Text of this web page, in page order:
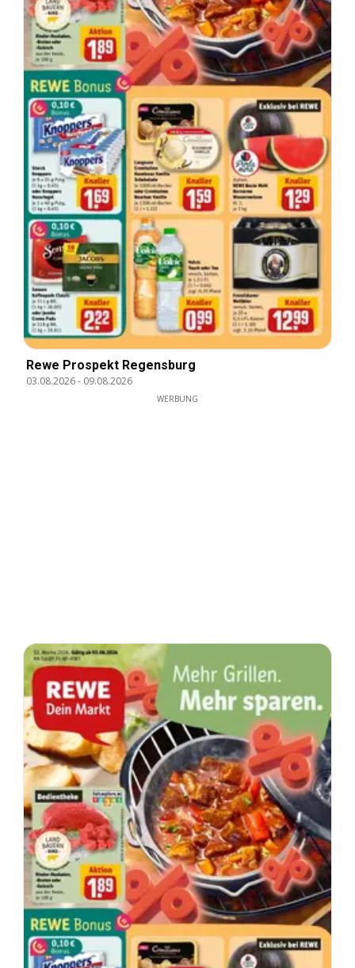
Rewe Prospekt Regensburg
03.08.2026- 09.08.2026
WERBUNG